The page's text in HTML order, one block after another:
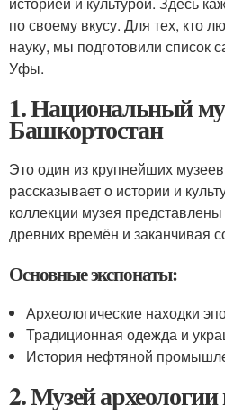
по своему вкусу. Для тех, кто
науку, мы подготовили список
Уфы.
1. Национальный
Башкортостан
Это один из крупнейших
рассказывает о истории и
коллекции музея
древних времён и заканчивая
Основные экспонаты:
Археологические находки
Традиционная одежда и
История нефтяной
2. Музей